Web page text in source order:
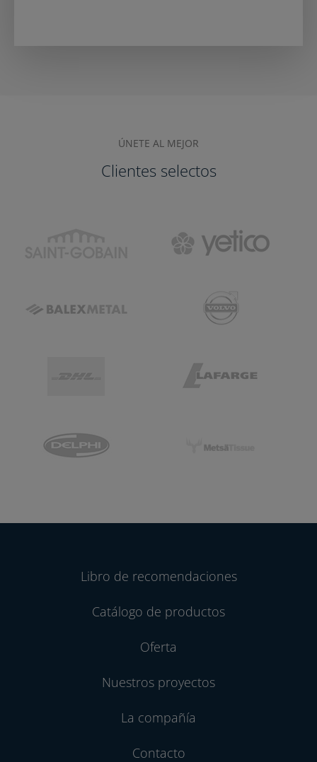
ÚNETE AL MEJOR
Clientes selectos
Libro de recomendaciones
Catálogo de productos
Oferta
Nuestros proyectos
La compañía
Contacto